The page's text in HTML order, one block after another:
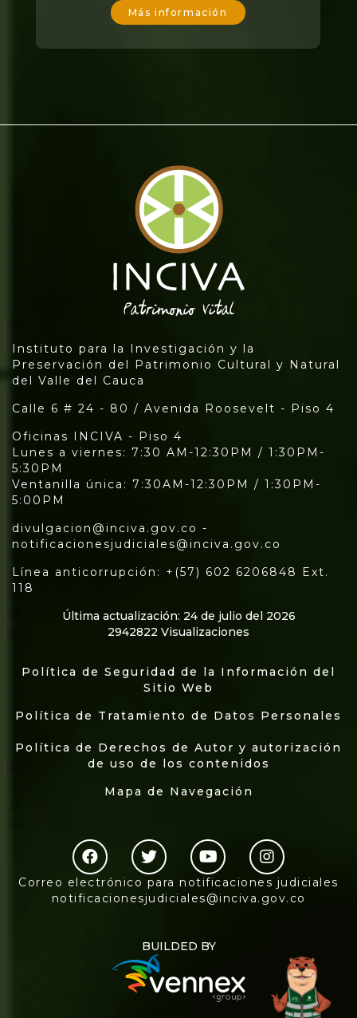
Más información
Instituto para la Investigación y la
Preservación del Patrimonio Cultural y Natural
del Valle del Cauca
Calle 6 # 24 - 80 / Avenida Roosevelt - Piso 4
Oficinas INCIVA - Piso 4
Lunes a viernes: 7:30 AM-12:30PM / 1:30PM-
5:30PM
Ventanilla única: 7:30AM-12:30PM / 1:30PM-
5:00PM
divulgacion@inciva.gov.co -
notificacionesjudiciales@inciva.gov.co
Línea anticorrupción: +(57) 602 6206848 Ext.
118
Última actualización: 24 de julio del 2026
2942822 Visualizaciones
Política de Seguridad de la Información del
Sitio Web
Política de Tratamiento de Datos Personales
Política de Derechos de Autor y autorización
de uso de los contenidos
Mapa de Navegación
Correo electrónico para notificaciones judiciales
notificacionesjudiciales@inciva.gov.co
BUILDED BY